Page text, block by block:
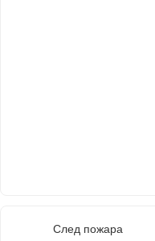
След пожара